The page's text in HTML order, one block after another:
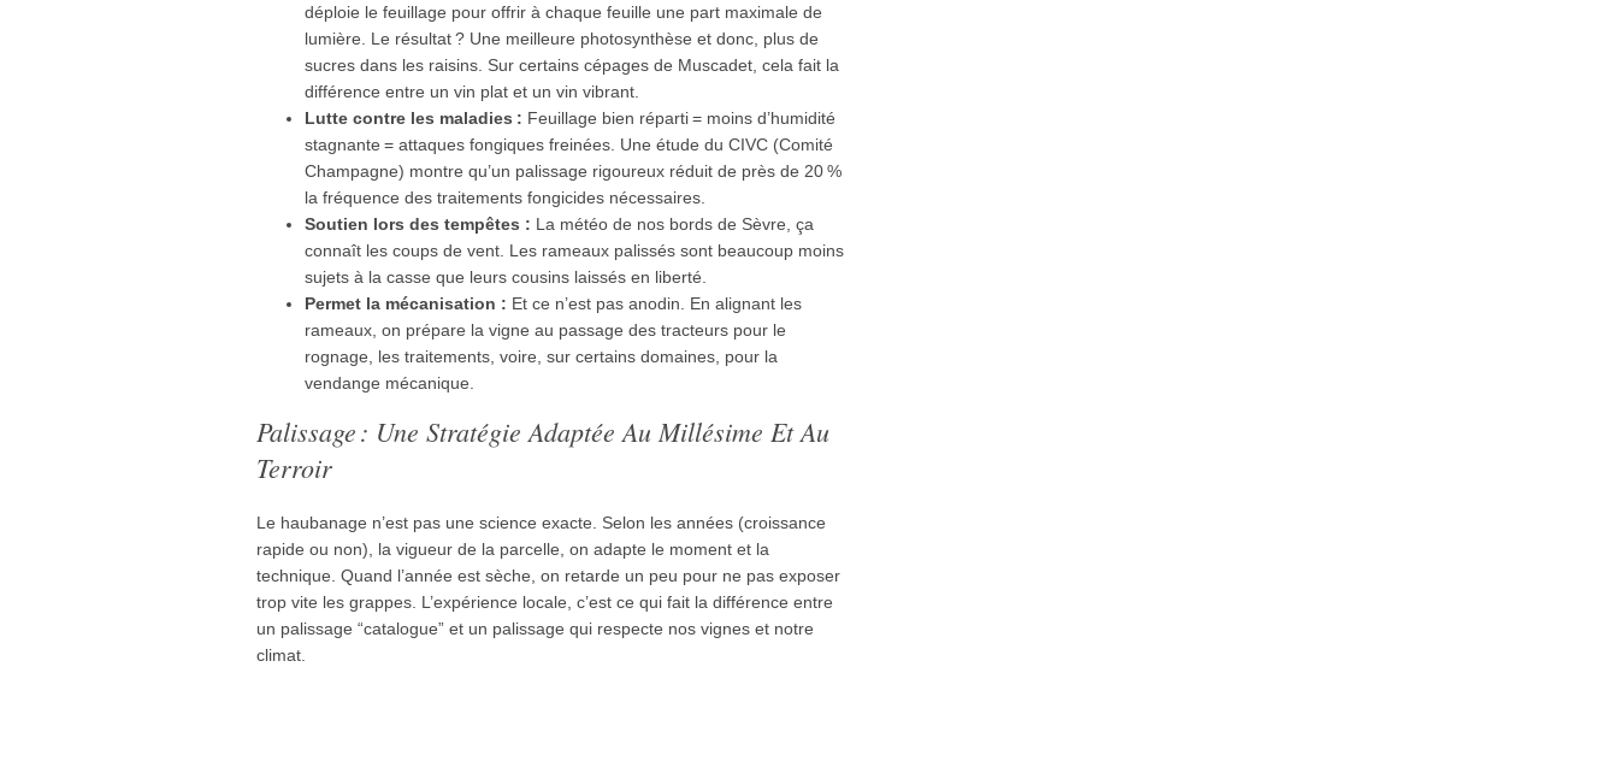
déploie le feuillage pour offrir à chaque feuille une part maximale de
lumière. Le résultat ? Une meilleure photosynthèse et donc, plus de
sucres dans les raisins. Sur certains cépages de Muscadet, cela fait la
différence entre un vin plat et un vin vibrant.
Lutte contre les maladies : Feuillage bien réparti = moins d’humidité
stagnante = attaques fongiques freinées. Une étude du CIVC (Comité
Champagne) montre qu’un palissage rigoureux réduit de près de 20 %
la fréquence des traitements fongicides nécessaires.
Soutien lors des tempêtes : La météo de nos bords de Sèvre, ça
connaît les coups de vent. Les rameaux palissés sont beaucoup moins
sujets à la casse que leurs cousins laissés en liberté.
Permet la mécanisation : Et ce n’est pas anodin. En alignant les
rameaux, on prépare la vigne au passage des tracteurs pour le
rognage, les traitements, voire, sur certains domaines, pour la
vendange mécanique.
Palissage : Une Stratégie Adaptée Au Millésime Et Au
Terroir
Le haubanage n’est pas une science exacte. Selon les années (croissance
rapide ou non), la vigueur de la parcelle, on adapte le moment et la
technique. Quand l’année est sèche, on retarde un peu pour ne pas exposer
trop vite les grappes. L’expérience locale, c’est ce qui fait la différence entre
un palissage “catalogue” et un palissage qui respecte nos vignes et notre
climat.